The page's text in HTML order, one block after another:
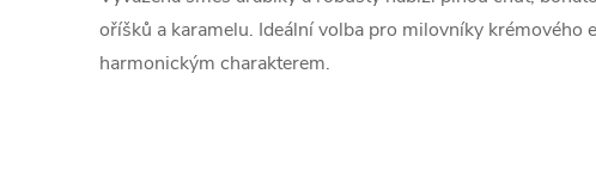
oříšků a karamelu. Ideální volba pro milovníky krémového
harmonickým charakterem.